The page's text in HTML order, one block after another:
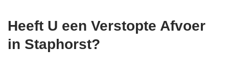
Heeft U een Verstopte Afvoer
in Staphorst?